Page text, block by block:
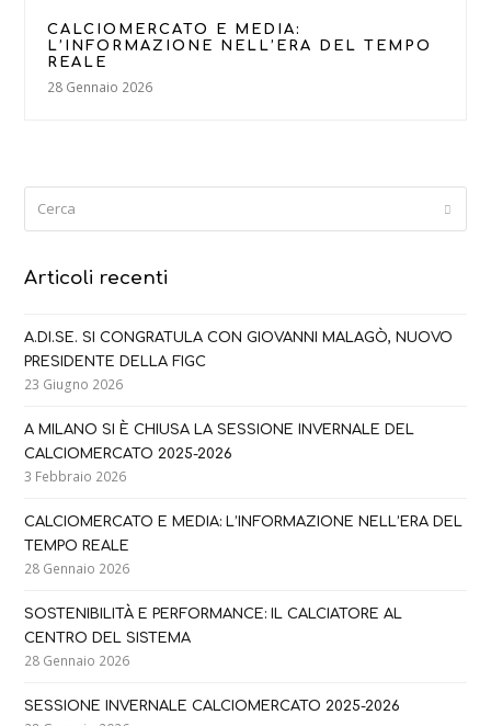
CALCIOMERCATO E MEDIA:
L’INFORMAZIONE NELL’ERA DEL TEMPO
REALE
28 Gennaio 2026
Submit
Articoli recenti
A.DI.SE. SI CONGRATULA CON GIOVANNI MALAGÒ, NUOVO
PRESIDENTE DELLA FIGC
23 Giugno 2026
A MILANO SI È CHIUSA LA SESSIONE INVERNALE DEL
CALCIOMERCATO 2025-2026
3 Febbraio 2026
CALCIOMERCATO E MEDIA: L’INFORMAZIONE NELL’ERA DEL
TEMPO REALE
28 Gennaio 2026
SOSTENIBILITÀ E PERFORMANCE: IL CALCIATORE AL
CENTRO DEL SISTEMA
28 Gennaio 2026
SESSIONE INVERNALE CALCIOMERCATO 2025-2026